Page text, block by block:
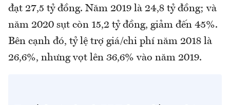
đạt 27,5 tỷ đồng. Năm 2019 là 24,8 tỷ đồng; và
năm 2020 sụt còn 15,2 tỷ đồng, giảm đến 45%.
Bên cạnh đó, tỷ lệ trợ giá/chi phí năm 2018 là
26,6%, nhưng vọt lên 36,6% vào năm 2019.